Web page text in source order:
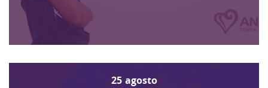
25 agosto